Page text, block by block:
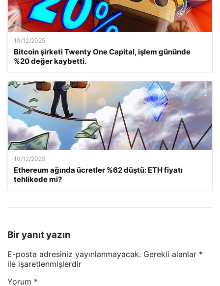
10/12/2025
Bitcoin şirketi Twenty One Capital, işlem gününde
%20 değer kaybetti.
10/12/2025
Ethereum ağında ücretler %62 düştü: ETH fiyatı
tehlikede mi?
Bir yanıt yazın
E-posta adresiniz yayınlanmayacak. Gerekli alanlar *
ile işaretlenmişlerdir
Yorum *